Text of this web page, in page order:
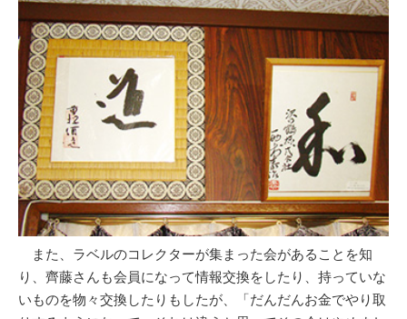
また、ラベルのコレクターが集まった会があることを知
り、齊藤さんも会員になって情報交換をしたり、持っていな
いものを物々交換したりもしたが、「だんだんお金でやり取